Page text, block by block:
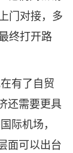
门对接，多
终打开路
有了自贸
还需要更具
际机场，
面可以出台